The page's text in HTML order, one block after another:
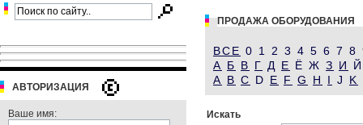
АВТОРИЗАЦИЯ
Ваше имя:
ПРОДАЖА ОБОРУДОВАНИЯ
ВСЕ 0 1 2 3 4 5 6 7
А Б В Г Д Е Ё Ж З И
A B C D E F G H I J K
Искать